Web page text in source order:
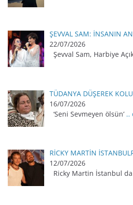
ŞEVVAL SAM: İNSANIN
22/07/2026
Şevval Sam, Harbiye
TÜDANYA DÜŞEREK
16/07/2026
‘Seni Sevmeyen ölsün’ ..
RİCKY MARTİN
12/07/2026
Ricky Martin İstanbul da